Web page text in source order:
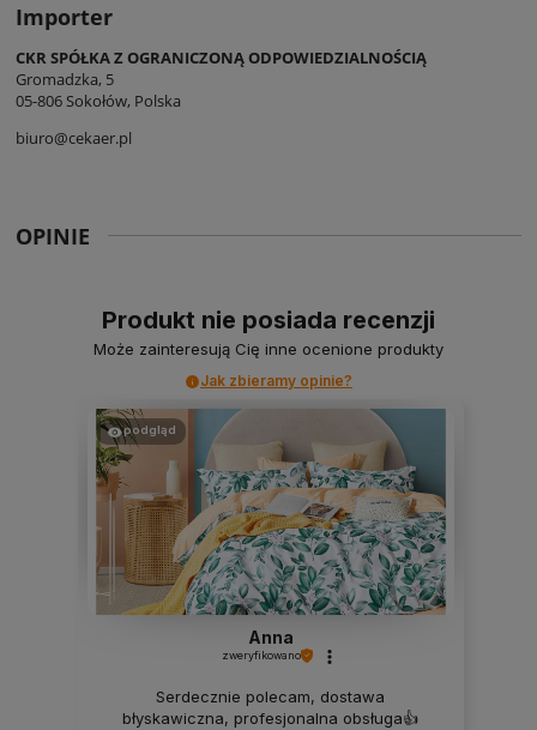
Importer
CKR SPÓŁKA Z OGRANICZONĄ ODPOWIEDZIALNOŚCIĄ
Gromadzka, 5
05-806 Sokołów, Polska
biuro@cekaer.pl
OPINIE
Produkt nie posiada recenzji
Może zainteresują Cię inne ocenione produkty
Jak zbieramy opinie?
podgląd
Anna
zweryfikowano
Serdecznie polecam, dostawa
błyskawiczna, profesjonalna obsługa👍️